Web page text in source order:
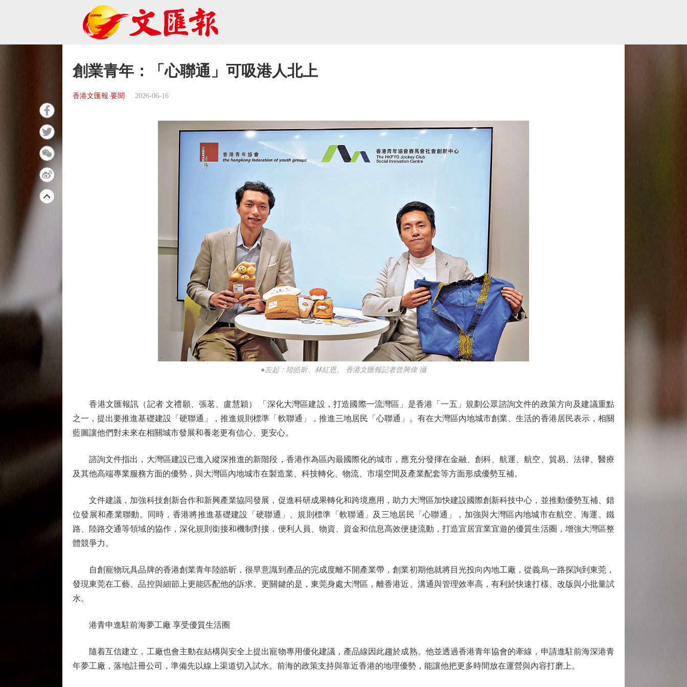
創業青年：「心聯通」可吸港人北上
香港文匯報 要聞 2026-06-16
●左起：陸皓昕、林紅恩。 香港文匯報記者曾興偉 攝
香港文匯報訊（記者 文禮願、張茗、盧慧穎） 「深化大灣區建設，打造國際一流灣區」是香港「一五」規劃公眾諮詢文件的政策方向及建議重點
之一，提出要推進基礎建設「硬聯通」，推進規則標準「軟聯通」，推進三地居民「心聯通」。有在大灣區內地城市創業、生活的香港居民表示，相關
藍圖讓他們對未來在相關城市發展和養老更有信心、更安心。
諮詢文件指出，大灣區建設已進入縱深推進的新階段，香港作為區內最國際化的城市，應充分發揮在金融、創科、航運、航空、貿易、法律、醫療
及其他高端專業服務方面的優勢，與大灣區內地城市在製造業、科技轉化、物流、市場空間及產業配套等方面形成優勢互補。
文件建議，加強科技創新合作和新興產業協同發展，促進科研成果轉化和跨境應用，助力大灣區加快建設國際創新科技中心，並推動優勢互補、錯
位發展和產業聯動。同時，香港將推進基礎建設「硬聯通」、規則標準「軟聯通」及三地居民「心聯通」，加強與大灣區內地城市在航空、海運、鐵
路、陸路交通等領域的協作，深化規則銜接和機制對接，便利人員、物資、資金和信息高效便捷流動，打造宜居宜業宜遊的優質生活圈，增強大灣區整
體競爭力。
自創寵物玩具品牌的香港創業青年陸皓昕，很早意識到產品的完成度離不開產業帶，創業初期他就將目光投向內地工廠，從義烏一路探詢到東莞，
發現東莞在工藝、品控與細節上更能匹配他的訴求。更關鍵的是，東莞身處大灣區，離香港近、溝通與管理效率高，有利於快速打樣、改版與小批量試
水。
港青申進駐前海夢工廠 享受優質生活圈
隨着互信建立，工廠也會主動在結構與安全上提出寵物專用優化建議，產品線因此趨於成熟。他並透過香港青年協會的牽線，申請進駐前海深港青
年夢工廠，落地註冊公司，準備先以線上渠道切入試水。前海的政策支持與靠近香港的地理優勢，能讓他把更多時間放在運營與內容打磨上。